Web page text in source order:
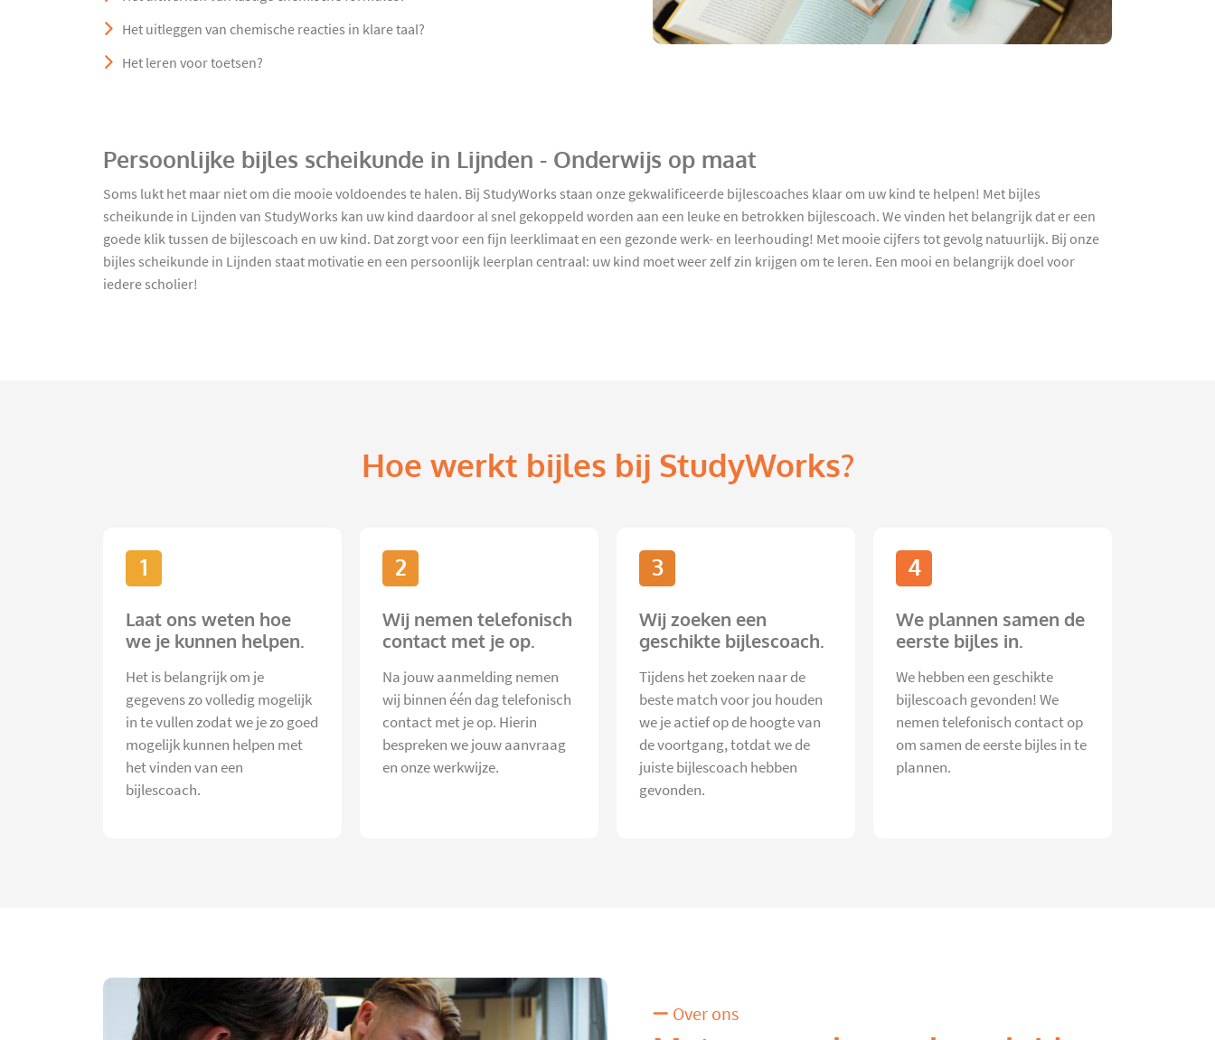
Het uitleggen van chemische reacties in klare taal?
Het leren voor toetsen?
Persoonlijke bijles scheikunde in Lijnden - Onderwijs op maat
Soms lukt het maar niet om die mooie voldoendes te halen. Bij StudyWorks staan onze gekwalificeerde bijlescoaches klaar om uw kind te helpen! Met bijles
scheikunde in Lijnden van StudyWorks kan uw kind daardoor al snel gekoppeld worden aan een leuke en betrokken bijlescoach. We vinden het belangrijk dat er een
goede klik tussen de bijlescoach en uw kind. Dat zorgt voor een fijn leerklimaat en een gezonde werk- en leerhouding! Met mooie cijfers tot gevolg natuurlijk. Bij onze
bijles scheikunde in Lijnden staat motivatie en een persoonlijk leerplan centraal: uw kind moet weer zelf zin krijgen om te leren. Een mooi en belangrijk doel voor
iedere scholier!
Hoe werkt bijles bij StudyWorks?
1
Laat ons weten hoe
we je kunnen helpen.
Het is belangrijk om je
gegevens zo volledig mogelijk
in te vullen zodat we je zo goed
mogelijk kunnen helpen met
het vinden van een
bijlescoach.
2
Wij nemen telefonisch
contact met je op.
Na jouw aanmelding nemen
wij binnen één dag telefonisch
contact met je op. Hierin
bespreken we jouw aanvraag
en onze werkwijze.
3
Wij zoeken een
geschikte bijlescoach.
Tijdens het zoeken naar de
beste match voor jou houden
we je actief op de hoogte van
de voortgang, totdat we de
juiste bijlescoach hebben
gevonden.
4
We plannen samen de
eerste bijles in.
We hebben een geschikte
bijlescoach gevonden! We
nemen telefonisch contact op
om samen de eerste bijles in te
plannen.
Over ons